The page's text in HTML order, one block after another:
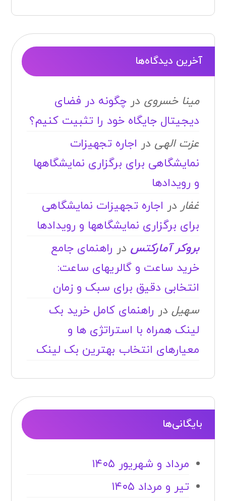
آخرین دیدگاه‌ها
مینا خسروی درچگونه در فضای
دیجیتال جایگاه خود را تثبیت کنیم؟
عزت الهی در اجاره تجهیزات
نمایشگاهی برای برگزاری نمایشگاهها
و رویدادها
غفار در اجاره تجهیزات نمایشگاهی
برای برگزاری نمایشگاهها و رویدادها
بروکر آمارکتس در راهنمای جامع
خرید ساعت و گالریهای ساعت:
انتخابی دقیق برای سبک و زمان
سهیل در راهنمای کامل خرید بک
لینک همراه با استراتژی ها و
معیارهای انتخاب بهترین بک لینک
بایگانی‌ها
مرداد و شهریور ۱۴۰۵
تیر و مرداد ۱۴۰۵